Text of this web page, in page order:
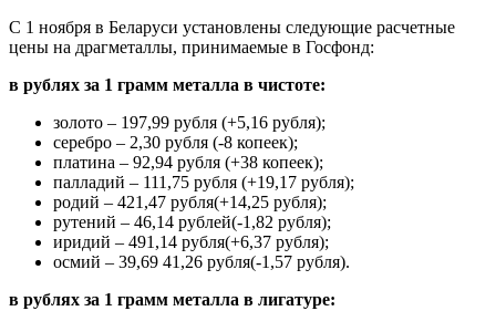
С 1 ноября в Беларуси установлены следующие расчетные
цены на драгметаллы, принимаемые в Госфонд:
в рублях за 1 грамм металла в чистоте:
золото – 197,99 рубля (+5,16 рубля);
серебро – 2,30 рубля (-8 копеек);
платина – 92,94 рубля (+38 копеек);
палладий – 111,75 рубля (+19,17 рубля);
родий – 421,47 рубля(+14,25 рубля);
рутений – 46,14 рублей(-1,82 рубля);
иридий – 491,14 рубля(+6,37 рубля);
осмий – 39,69 41,26 рубля(-1,57 рубля).
в рублях за 1 грамм металла в лигатуре: